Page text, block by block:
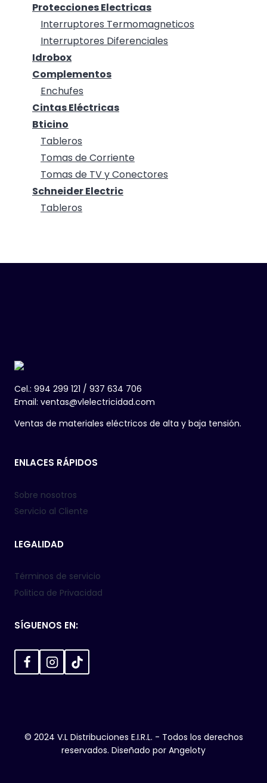
Protecciones Electricas
Interruptores Termomagneticos
Interruptores Diferenciales
Idrobox
Complementos
Enchufes
Cintas Eléctricas
Bticino
Tableros
Tomas de Corriente
Tomas de TV y Conectores
Schneider Electric
Tableros
Cel.: 994 299 121 / 937 634 706
Email: ventas@vlelectricidad.com
Ventas de materiales eléctricos de alta y baja tensión.
ENLACES RÁPIDOS
Sobre nosotros
Servicio al Cliente
LEGALIDAD
Términos de servicio
Politica de Privacidad
SÍGUENOS EN:
© 2024 V.L Distribuciones E.I.R.L. - Todos los derechos
reservados. Diseñado por Angeloty